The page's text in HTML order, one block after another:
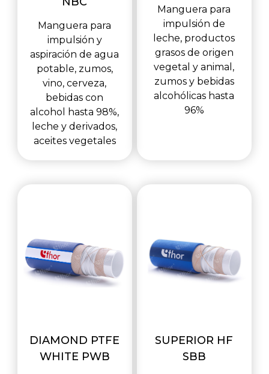
Manguera para
impulsión y
aspiración de agua
potable, zumos,
vino, cerveza,
bebidas con
alcohol hasta 98%,
leche y derivados,
aceites vegetales
Manguera para
impulsión de
leche, productos
grasos de origen
vegetal y animal,
zumos y bebidas
alcohólicas hasta
96%
DIAMOND PTFE
WHITE PWB
SUPERIOR HF
SBB